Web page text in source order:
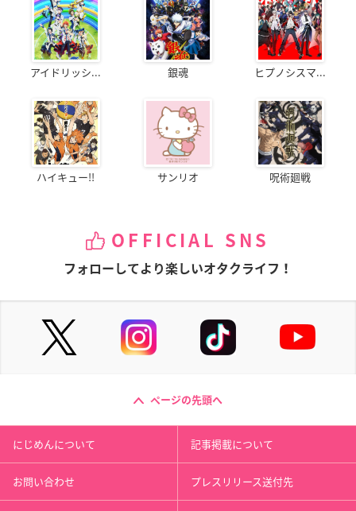
アイドリッシ... 銀魂 ヒプノシスマ...
ハイキュー!! サンリオ 呪術廻戦
OFFICIAL SNS
フォローしてより楽しいオタクライフ！
ページの先頭へ
にじめんについて 記事掲載について
お問い合わせ プレスリリース送付先